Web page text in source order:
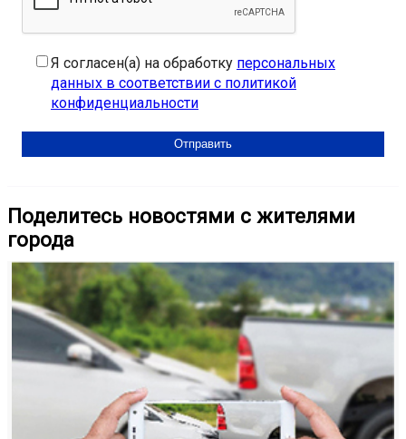
Я согласен(а) на обработку персональных
данных в соответствии с политикой
конфиденциальности
Поделитесь новостями с жителями
города